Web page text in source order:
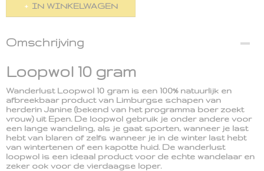
IN WINKELWAGEN
Omschrijving
Loopwol 10 gram
Wanderlust Loopwol 10 gram is een 100% natuurlijk en
afbreekbaar product van Limburgse schapen van
herderin Janine (bekend van het programma boer zoekt
vrouw) uit Epen. De loopwol gebruik je onder andere voor
een lange wandeling, als je gaat sporten, wanneer je last
hebt van blaren of zelfs wanneer je in de winter last hebt
van wintertenen of een kapotte huid. De wanderlust
loopwol is een ideaal product voor de echte wandelaar en
zeker ook voor de vierdaagse loper.